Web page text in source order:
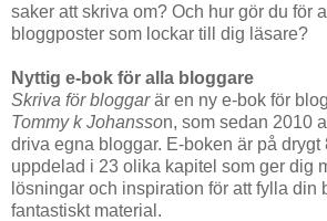
saker att skriva om? Och hur gör du för
bloggposter som lockar till dig läsare?
Nyttig e-bok för alla bloggare
Skriva för bloggarär en ny e-bok för
Tommy k Johansson, som sedan 2010
driva egna bloggar. E-boken är på drygt
uppdelad i 23 olika kapitel som ger dig
lösningar och inspiration för att fylla din
fantastiskt material.